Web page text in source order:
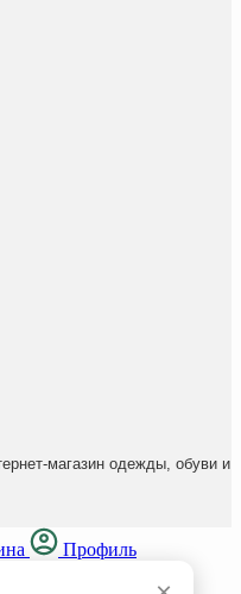
магазин одежды, обуви и
Профиль